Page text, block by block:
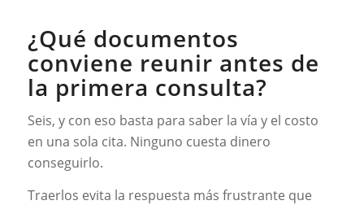
¿Qué documentos
conviene reunir antes de
la primera consulta?
Seis, y con eso basta para saber la vía y el costo
en una sola cita. Ninguno cuesta dinero
conseguirlo.
Traerlos evita la respuesta más frustrante que